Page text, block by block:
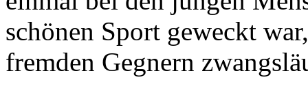
schönen Sport geweckt
fremden Gegnern